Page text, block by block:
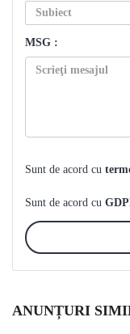
MSG :
Sunt de acord cu
Sunt de acord cu
ANUNȚURI